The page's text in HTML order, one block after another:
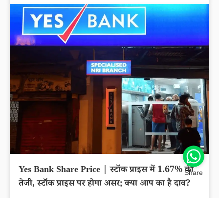
Yes Bank Share Price | स्टॉक प्राइस में 1.67% की
तेजी, स्टॉक प्राइस पर होगा असर; क्या आप का है दाव?
Share